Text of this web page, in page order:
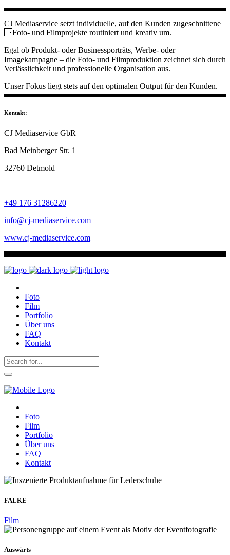
CJ Mediaservice setzt individuelle, auf den Kunden zugeschnittene
Foto- und Filmprojekte routiniert und kreativ um.
Egal ob Produkt- oder Businessporträts, Werbe- oder
Imagekampagne – die Foto- und Filmproduktion zeichnet sich durch
Verlässlichkeit und professionelle Organisation aus.
Unser Fokus liegt stets auf den optimalen Output für den Kunden.
Kontakt:
CJ Mediaservice GbR
Bad Meinberger Str. 1
32760 Detmold
+49 176 31286220
info@cj-mediaservice.com
www.cj-mediaservice.com
Foto
Film
Portfolio
Über uns
FAQ
Kontakt
Foto
Film
Portfolio
Über uns
FAQ
Kontakt
FALKE
Film
Auswärts